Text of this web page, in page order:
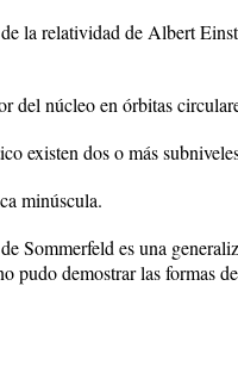
la relatividad de Albert
del núcleo en órbitas
existen dos o más
minúscula.
Sommerfeld es una
pudo demostrar las formas